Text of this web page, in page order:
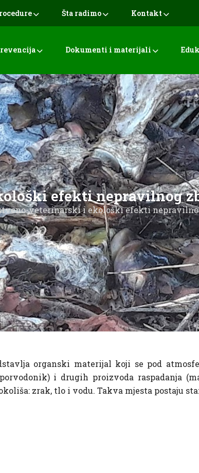
Šta radimo Kontakt
Dokumenti i materijali
efekti nepravilnog
veterinarski i ekološki efekti
organski materijal koji se pod
i drugih proizvoda raspadanja
zrak, tlo i vodu. Takva mjesta postaju